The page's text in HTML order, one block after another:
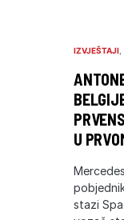
IZVJEŠTAJI
U
stazi